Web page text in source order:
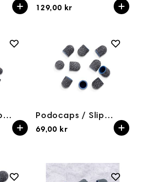
129,00 kr
Podocaps / Slipehetter 120 grit 7 mm (10stk) Podocaps / Slipehetter 60 grit 10mm (10stk)
69,00 kr